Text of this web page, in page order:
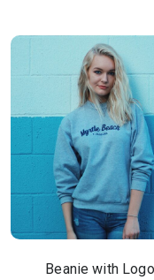
Beanie with Logo